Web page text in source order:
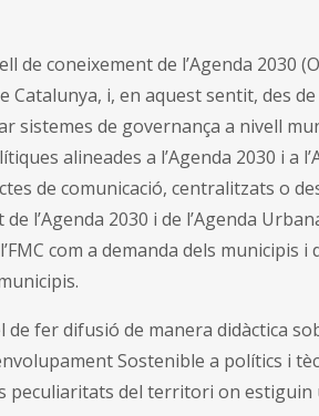
de coneixement de l’Agenda 2030
Catalunya, i, en aquest sentit, des
sistemes de governança a nivell
alineades a l’Agenda 2030 i a
de comunicació, centralitzats o
l’Agenda 2030 i de l’Agenda
com a demanda dels municipis
de fer difusió de manera didàctica
Sostenible a polítics i
peculiaritats del territori on estiguin